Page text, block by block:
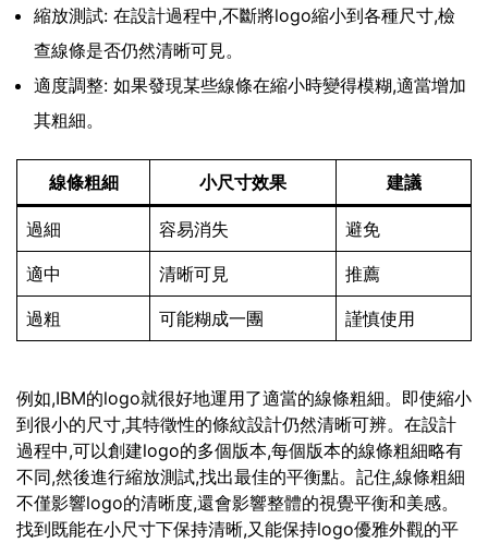
縮放測試: 在設計過程中,不斷將logo縮小到各種尺寸,檢
查線條是否仍然清晰可見。
適度調整: 如果發現某些線條在縮小時變得模糊,適當增加
其粗細。
線條粗細 小尺寸效果 建議
過細 容易消失 避免
適中 清晰可見 推薦
過粗 可能糊成一團 謹慎使用
例如,IBM的logo就很好地運用了適當的線條粗細。即使縮小
到很小的尺寸,其特徵性的條紋設計仍然清晰可辨。在設計
過程中,可以創建logo的多個版本,每個版本的線條粗細略有
不同,然後進行縮放測試,找出最佳的平衡點。記住,線條粗細
不僅影響logo的清晰度,還會影響整體的視覺平衡和美感。
找到既能在小尺寸下保持清晰,又能保持logo優雅外觀的平